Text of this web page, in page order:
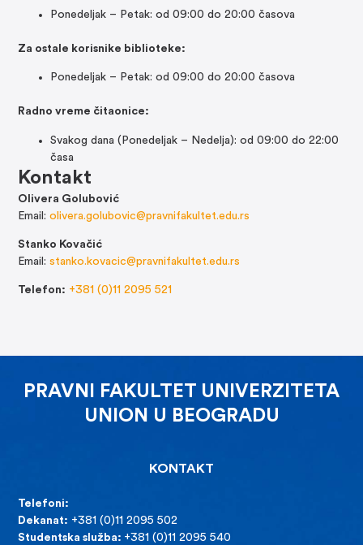
Ponedeljak – Petak: od 09:00 do 20:00 časova
Za ostale korisnike biblioteke:
Ponedeljak – Petak: od 09:00 do 20:00 časova
Radno vreme čitaonice:
Svakog dana (Ponedeljak – Nedelja): od 09:00 do 22:00
časa
Kontakt
Olivera Golubović
Email:olivera.golubovic@pravnifakultet.edu.rs
Stanko Kovačić
Email:stanko.kovacic@pravnifakultet.edu.rs
Telefon: +381 (0)11 2095 521
PRAVNI FAKULTET UNIVERZITETA
UNION U BEOGRADU
KONTAKT
Telefoni:
Dekanat: +381 (0)11 2095 502
Studentska služba: +381 (0)11 2095 540